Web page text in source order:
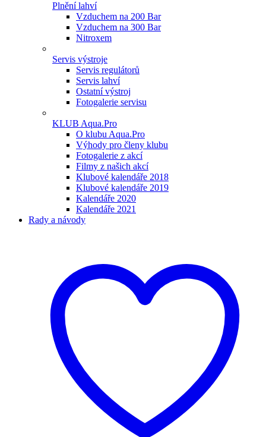
Plnění lahví
Vzduchem na 200 Bar
Vzduchem na 300 Bar
Nitroxem
Servis výstroje
Servis regulátorů
Servis lahví
Ostatní výstroj
Fotogalerie servisu
KLUB Aqua.Pro
O klubu Aqua.Pro
Výhody pro členy klubu
Fotogalerie z akcí
Filmy z našich akcí
Klubové kalendáře 2018
Klubové kalendáře 2019
Kalendáře 2020
Kalendáře 2021
Rady a návody